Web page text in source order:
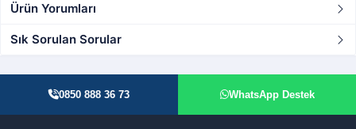
Ürün Yorumları
Sık Sorulan Sorular
0850 888 36 73 WhatsApp Destek